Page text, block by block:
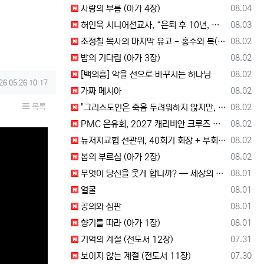
일 10:17
목록
등록일
08.04
사랑의 부름 (아가 4장)
등록일
08.03
허인욱 시니어선교사, “은퇴 후 10년, 시니어를 다시 선교사로 세우는 사역에 헌신”
등록일
08.02
조정칠 목사의 마지막 유고 - 홍수와 복(福) 자(字)
등록일
08.02
밤의 기다림 (아가 3장)
등록일
08.02
[백의흠] 악을 선으로 바꾸시는 하나님
등록일
08.02
가짜 메시아
등록일
08.02
"그리스도인은 죽음 두려워하지 않지만, 살아 있는 동안 다른 사람의 유익 + 믿음의 진보 위해 살아야"
등록일
08.02
PMC 온유회, 2027 캐리비안 크루즈 전도여행 참가자 모집
등록일
08.02
뉴저지교협 선관위, 40회기 회장 + 부회장 후보 등록 + 추천 절차 공고 --- 8월 28일 등록 마감, 9월 28일 선거
등록일
08.02
봄의 부르심 (아가 2장)
등록일
08.01
무엇이 당신을 웃게 합니까? — 세상의 소리와 거듭난 영혼의 반응
등록일
08.01
얼굴
등록일
08.01
공의와 심판
등록일
08.01
향기를 따라 (아가 1장)
등록일
07.31
기억의 계절 (전도서 12장)
등록일
07.30
보이지 않는 계절 (전도서 11장)